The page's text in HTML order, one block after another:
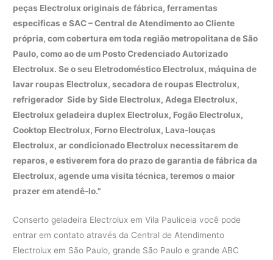
peças Electrolux originais de fábrica, ferramentas
especificas e SAC – Central de Atendimento ao Cliente
própria, com cobertura em toda região metropolitana de São
Paulo, como ao de um Posto Credenciado Autorizado
Electrolux. Se o seu Eletrodoméstico Electrolux, máquina de
lavar roupas Electrolux, secadora de roupas Electrolux,
refrigerador Side by Side Electrolux, Adega Electrolux,
Electrolux geladeira duplex Electrolux, Fogão Electrolux,
Cooktop Electrolux, Forno Electrolux, Lava-louças
Electrolux, ar condicionado Electrolux necessitarem de
reparos, e estiverem fora do prazo de garantia de fábrica da
Electrolux, agende uma visita técnica, teremos o maior
prazer em atendê-lo.”
Conserto geladeira Electrolux em Vila Pauliceia você pode
entrar em contato através da Central de Atendimento
Electrolux em São Paulo, grande São Paulo e grande ABC